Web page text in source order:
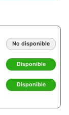
No disponible
Disponible
Disponible